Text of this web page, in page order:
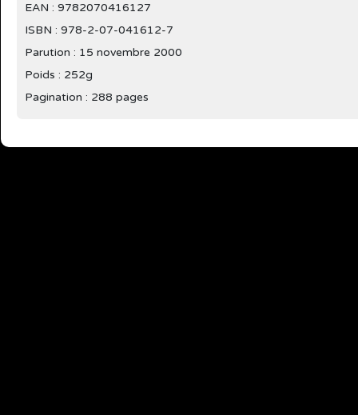
EAN : 9782070416127
ISBN : 978-2-07-041612-7
Parution : 15 novembre 2000
Poids : 252g
Pagination : 288 pages